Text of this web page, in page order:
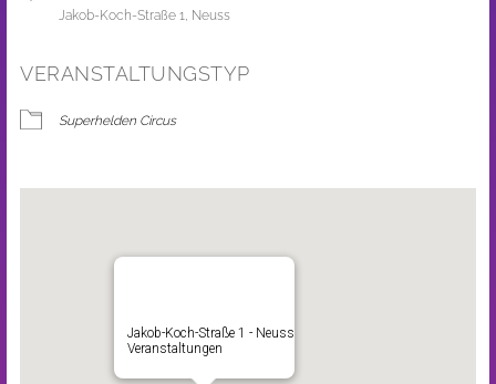
Jakob-Koch-Straße 1, Neuss
VERANSTALTUNGSTYP
Superhelden Circus
Jakob-Koch-Straße 1 - Neuss
Veranstaltungen